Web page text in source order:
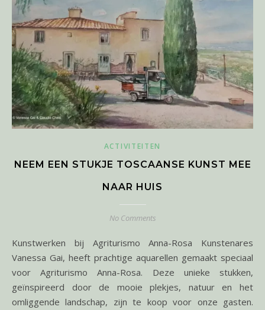
ACTIVITEITEN
NEEM EEN STUKJE TOSCAANSE KUNST MEE
NAAR HUIS
No Comments
Kunstwerken bij Agriturismo Anna-Rosa Kunstenares
Vanessa Gai, heeft prachtige aquarellen gemaakt speciaal
voor Agriturismo Anna-Rosa. Deze unieke stukken,
geïnspireerd door de mooie plekjes, natuur en het
omliggende landschap, zijn te koop voor onze gasten.